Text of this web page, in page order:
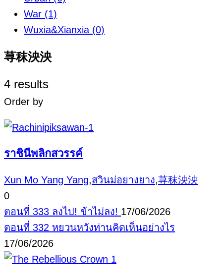
War (1)
Wuxia&Xianxia (0)
荨秣泱泱
4 results
Order by
ราชินีพลิกสวรรค์
Xun Mo Yang Yang,สวินม่อยางยาง,荨秣泱泱
0
ตอนที่ 333 ลงไป! ข้าไม่ลง! 17/06/2026
ตอนที่ 332 หยวนหวังท่านคิดเห็นอย่างไร
17/06/2026